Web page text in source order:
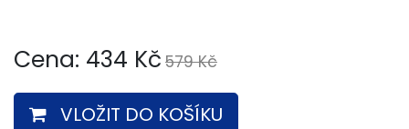
Cena: 434 Kč 579 Kč
VLOŽIT DO KOŠÍKU